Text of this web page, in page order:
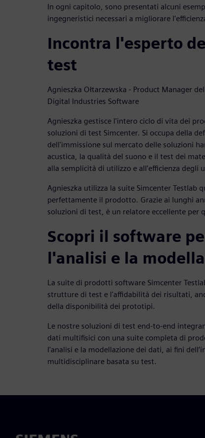
In ogni capitolo, sono presentati alcuni
ingegneristici necessari a migliorare
Incontra l'esperto
test
Agnieszka Ołtarzewska - Product Manager
Digital Industries Software
Agnieszka gestisce l'intero ciclo di vita dei
soluzioni di test Simcenter. Si occupa della
dell'immissione sul mercato delle soluzioni
acustica, la qualità del suono e il test dei
alla semplicità di utilizzo e all'efficienza degli
Agnieszka utilizza la suite Simcenter Testlab
perfettamente il prodotto. Grazie ai lunghi
soluzioni di test, è un relatore eccellente per
Scopri il software
l'analisi e la
La suite di prodotti software Simcenter
strutture di test e l'affidabilità dei risultati,
della disponibilità dei prototipi.
Le nostre soluzioni di test end-to-end
dati multifisici con una suite completa di
l'analisi e la modellazione dei dati, ai fini
multidisciplinare basata su test.